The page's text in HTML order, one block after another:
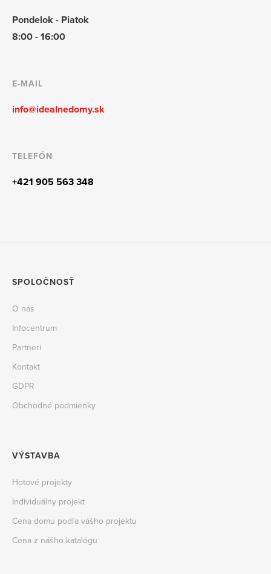
Pondelok - Piatok
8:00 - 16:00
E-MAIL
info@idealnedomy.sk
TELEFÓN
+421 905 563 348
SPOLOČNOSŤ
O nás
Infocentrum
Partneri
Kontakt
GDPR
Obchodné podmienky
VÝSTAVBA
Hotové projekty
Individuálny projekt
Cena domu podľa vášho projektu
Cena z nášho katalógu